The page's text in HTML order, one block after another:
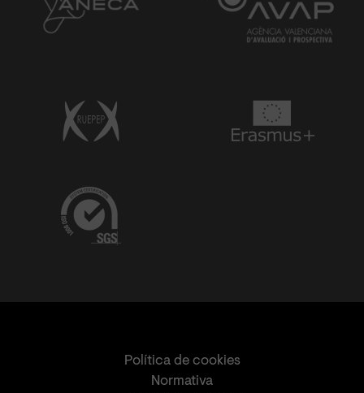
Política de cookies
Normativa